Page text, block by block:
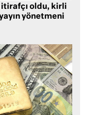
itirafçı oldu, kirli
yönetmeni